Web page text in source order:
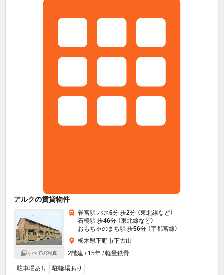
アルクの賃貸物件
すべての写真
雀宮駅 バス6分 歩2分 （東北線など）
石橋駅 歩46分 （東北線など）
おもちゃのまち駅 歩56分 （宇都宮線）
栃木県下野市下古山
2階建 / 15年 / 軽量鉄骨
駐車場あり 駐輪場あり